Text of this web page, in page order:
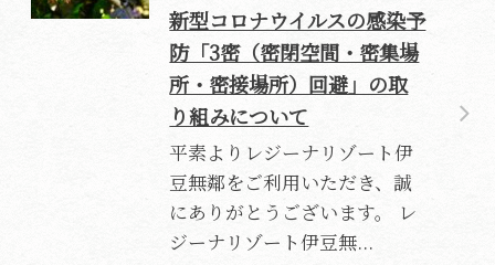
新型コロナウイルスの感染予
防「3密（密閉空間・密集場
所・密接場所）回避」の取
り組みについて
平素よりレジーナリゾート伊
豆無鄰をご利用いただき、誠
にありがとうございます。 レ
ジーナリゾート伊豆無...